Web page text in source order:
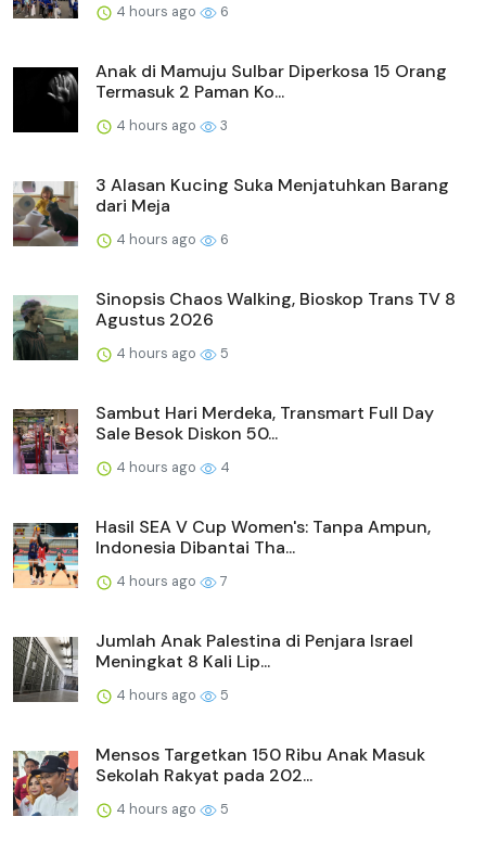
4 hours ago 6
Anak di Mamuju Sulbar Diperkosa 15 Orang
Termasuk 2 Paman Ko...
4 hours ago 3
3 Alasan Kucing Suka Menjatuhkan Barang
dari Meja
4 hours ago 6
Sinopsis Chaos Walking, Bioskop Trans TV 8
Agustus 2026
4 hours ago 5
Sambut Hari Merdeka, Transmart Full Day
Sale Besok Diskon 50...
4 hours ago 4
Hasil SEA V Cup Women's: Tanpa Ampun,
Indonesia Dibantai Tha...
4 hours ago 7
Jumlah Anak Palestina di Penjara Israel
Meningkat 8 Kali Lip...
4 hours ago 5
Mensos Targetkan 150 Ribu Anak Masuk
Sekolah Rakyat pada 202...
4 hours ago 5